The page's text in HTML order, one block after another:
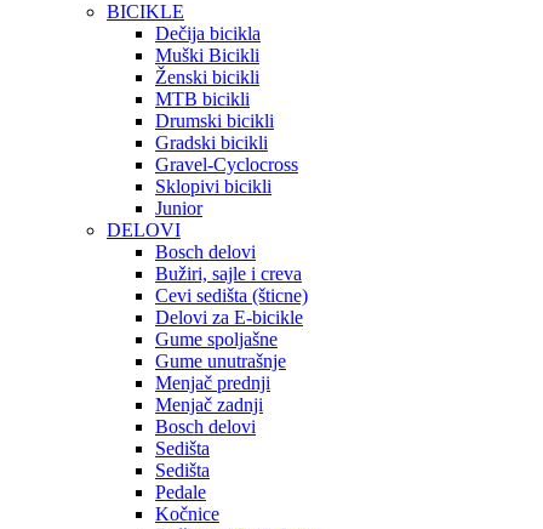
BICIKLE
Dečija bicikla
Muški Bicikli
Ženski bicikli
MTB bicikli
Drumski bicikli
Gradski bicikli
Gravel-Cyclocross
Sklopivi bicikli
Junior
DELOVI
Bosch delovi
Bužiri, sajle i creva
Cevi sedišta (šticne)
Delovi za E-bicikle
Gume spoljašne
Gume unutrašnje
Menjač prednji
Menjač zadnji
Bosch delovi
Sedišta
Sedišta
Pedale
Kočnice